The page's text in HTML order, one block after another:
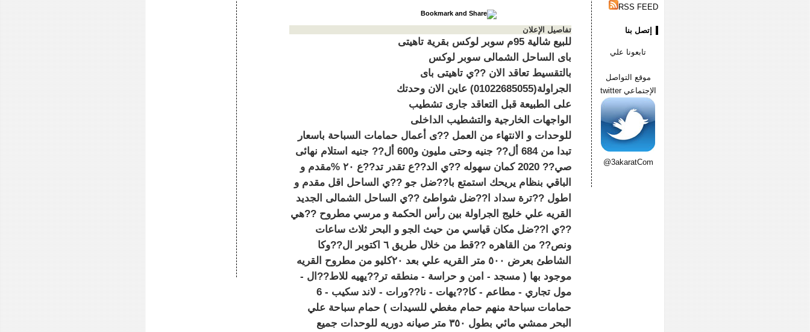
تفاصيل الإعلان
للبيع شالية 95م سوبر لوكس بقرية تاهيتى
باى الساحل الشمالى سوبر لوكس
بالتقسيط تعاقد الان ??ي تاهيتى باى
الجراولة(01022685055) عاين الان وحدتك
على الطبيعة قبل التعاقد جارى تشطيب
الواجهات الخارجية والتشطيب الداخلى
للوحدات و الانتهاء من العمل ??ى أعمال حمامات السباحة باسعار
تبدا من 684 أل?? جنيه وحتى مليون و600 أل?? جنيه استلام نهائى
صي?? 2020 كمان سهوله ??ي الد??ع تقدر تد??ع ٢٠ %مقدم و
الباقي بنظام يريحك استمتع با??ضل جو ??ي الساحل اقل مقدم و
اطول ??ترة سداد ا??ضل شواطئ ??ي الساحل الشمالى الجديد
القريه علي خليج الجراولة بين رأس الحكمة و مرسي مطروح ??هي
??ي ا??ضل مكان قياسي من حيث الجو و البحر ثلاث ساعات
ونص?? من القاهره ??قط من خلال طريق ٦ اكتوبر ال??وكا
الشاطئ بعرض ٥٠٠ متر القريه علي بعد ٢٠كليو من مطروح القريه
موجود بها ( مسجد - امن و حراسة - منطقه تر??يهيه للاط??ال -
مول تجاري - مطاعم - كا??يهات - نا??ورات - لاند سكيب - 6
حمامات سباحة منهم حمام مغطي للسيدات ) حمام سباحة علي
البحر ممشي مائي بطول ٣٥٠ متر صيانه دوريه للوحدات جميع
RSS FEED
إتصل بنا
تابعونا علي
موقع التواصل
الإجتماعي twitter
@3akaratCom